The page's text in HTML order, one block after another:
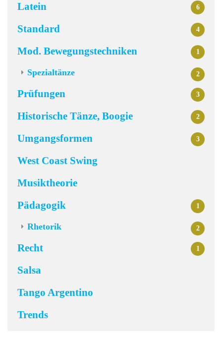
Latein 6
Standard 4
Mod. Bewegungstechniken 1
Spezialtänze 2
Prüfungen 3
Historische Tänze, Boogie 2
Umgangsformen 3
West Coast Swing
Musiktheorie
Pädagogik
1
Rhetorik 2
Recht 1
Salsa
Tango Argentino
Trends